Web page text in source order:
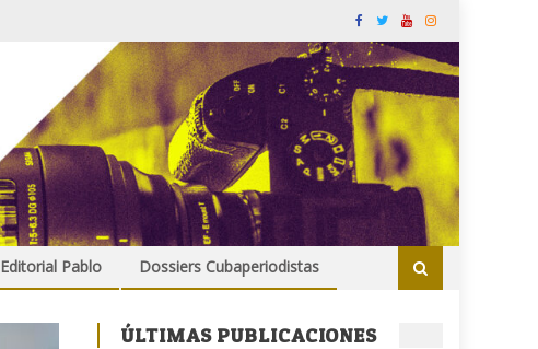
Editorial Pablo Dossiers Cubaperiodistas
ÚLTIMAS PUBLICACIONES